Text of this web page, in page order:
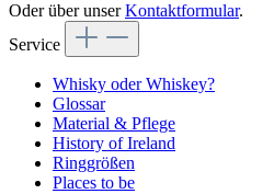
Oder über unserKontaktformular.
Service
Whisky oder Whiskey?
Glossar
Material & Pflege
History of Ireland
Ringgrößen
Places to be